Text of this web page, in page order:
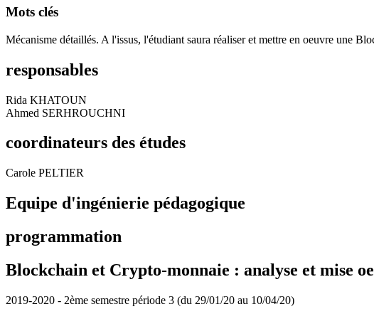
Mots clés
Mécanisme détaillés. A l'issus, l'étudiant saura réaliser et mettre en oeuvre une
responsables
Rida KHATOUN
Ahmed SERHROUCHNI
coordinateurs des études
Carole PELTIER
Equipe d'ingénierie pédagogique
programmation
Blockchain et Crypto-monnaie : analyse et mise
2019-2020 - 2ème semestre période 3 (du 29/01/20 au 10/04/20)